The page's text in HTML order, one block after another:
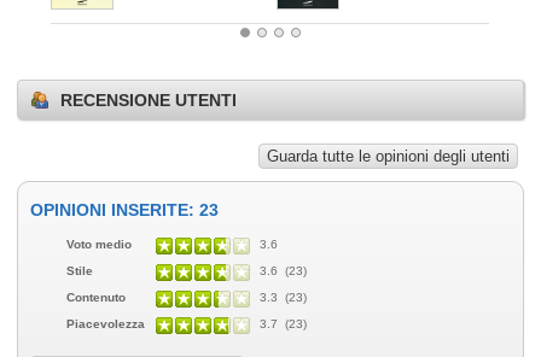
RECENSIONE UTENTI
Guarda tutte le opinioni degli utenti
OPINIONI INSERITE: 23
Voto medio
3.6
Stile
3.6 (23)
Contenuto
3.3 (23)
Piacevolezza
3.7 (23)